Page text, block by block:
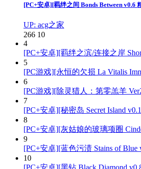
[PC+安卓][羁绊之间 Bonds Between v0.6
UP: acg之家
266 10
4
[PC+安卓][羁绊之滨/连接之岸
5
[PC游戏][永恒的欠损 La Vitalis
6
[PC游戏][除灵猎人：第零羔羊
7
[PC+安卓][秘密岛 Secret Island
8
[PC+安卓][灰姑娘的玻璃项圈
9
[PC+安卓][蓝色污渍 Stains of Blue
10
[PC+安卓][黑钻 Black Diamond